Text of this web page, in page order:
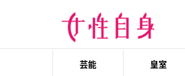
芸能 皇室